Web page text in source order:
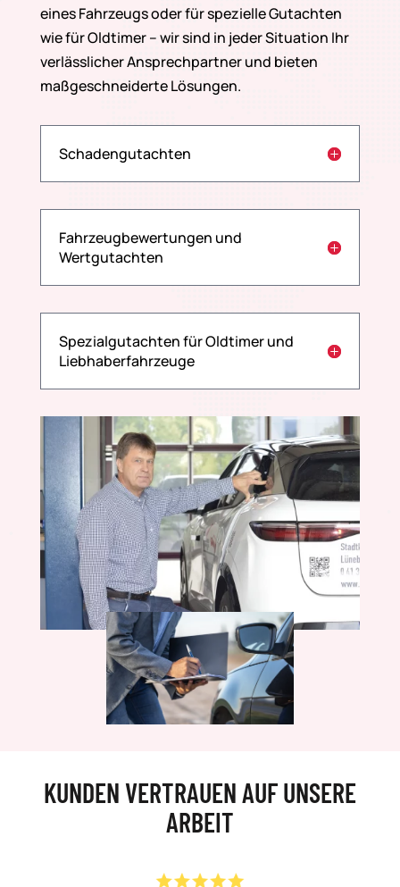
eines Fahrzeugs oder für spezielle Gutachten
wie für Oldtimer – wir sind in jeder Situation Ihr
verlässlicher Ansprechpartner und bieten
maßgeschneiderte Lösungen.
Schadengutachten
Fahrzeugbewertungen und
Wertgutachten
Spezialgutachten für Oldtimer und
Liebhaberfahrzeuge
KUNDEN VERTRAUEN AUF UNSERE
ARBEIT